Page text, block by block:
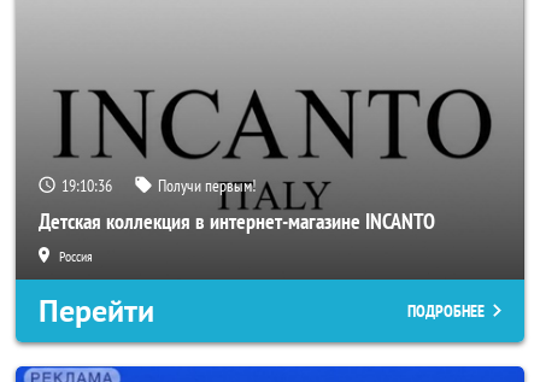
19:10:34 Получи первым!
Детская коллекция в интернет-магазине INCANTO
Россия
Перейти ПОДРОБНЕЕ